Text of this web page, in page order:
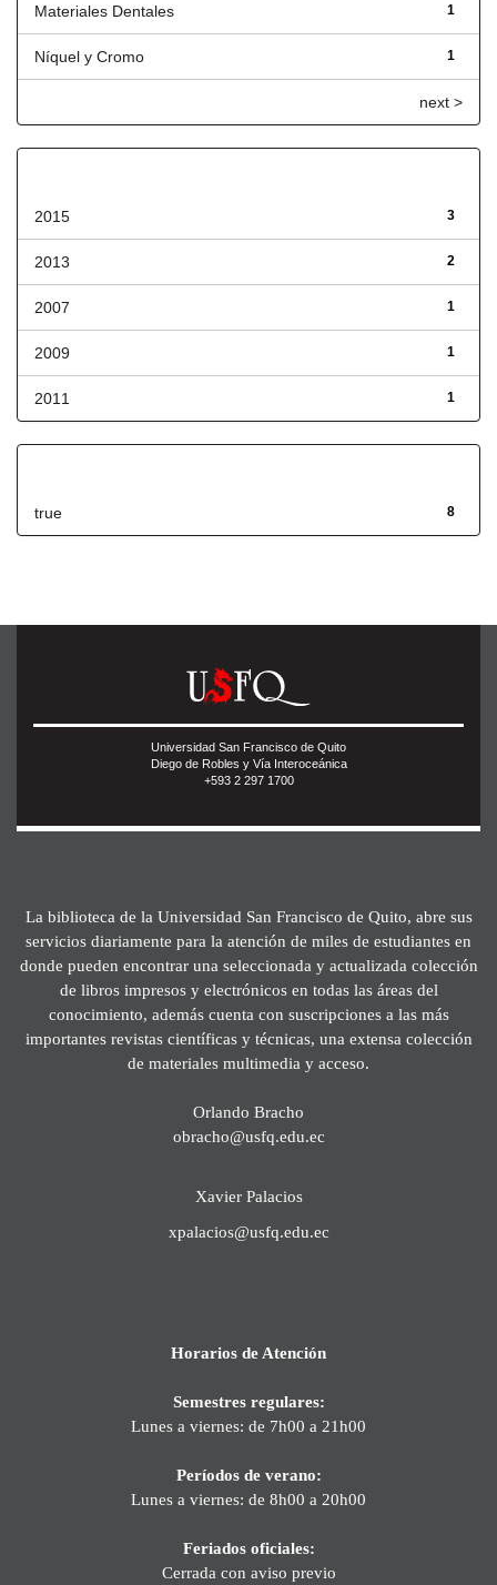
1
Materiales Dentales
1
Níquel y Cromo
next >
3
2015
2
2013
1
2007
1
2009
1
2011
8
true
Universidad San Francisco de Quito
Diego de Robles y Vía Interoceánica
+593 2 297 1700
La biblioteca de la Universidad San Francisco de Quito, abre sus
servicios diariamente para la atención de miles de estudiantes en
donde pueden encontrar una seleccionada y actualizada colección
de libros impresos y electrónicos en todas las áreas del
conocimiento, además cuenta con suscripciones a las más
importantes revistas científicas y técnicas, una extensa colección
de materiales multimedia y acceso.
Orlando Bracho
obracho@usfq.edu.ec
Xavier Palacios
xpalacios@usfq.edu.ec
Horarios de Atención
Semestres regulares:
Lunes a viernes: de 7h00 a 21h00
Períodos de verano:
Lunes a viernes: de 8h00 a 20h00
Feriados oficiales:
Cerrada con aviso previo